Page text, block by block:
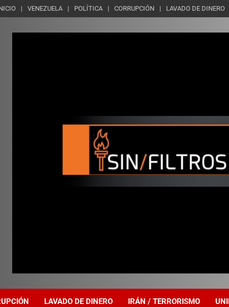
VENEZUELA POLÍTICA CORRUPCIÓN LAVADO DE DINERO
LAVADO DE DINERO IRÁN / TERRORISMO